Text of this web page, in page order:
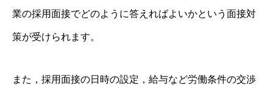
業の採用面接でどのように答えればよいかという面接対
策が受けられます。
また，採用面接の日時の設定，給与など労働条件の交渉